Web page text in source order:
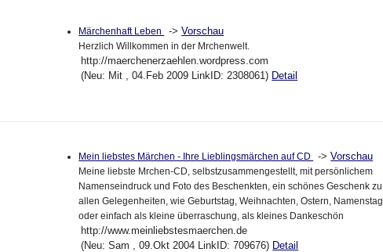
Märchenhaft Leben ->Vorschau
Herzlich Willkommen in der Mrchenwelt.
http://maerchenerzaehlen.wordpress.com
(Neu: Mit , 04.Feb 2009 LinkID: 2308061) Detail
Mein liebstes Märchen - Ihre Lieblingsmärchen auf CD ->Vorschau
Meine liebste Mrchen-CD, selbstzusammengestellt, mit persönlichem
Namenseindruck und Foto des Beschenkten, ein schönes Geschenk zu
allen Gelegenheiten, wie Geburtstag, Weihnachten, Ostern, Namenstag
oder einfach als kleine überraschung, als kleines Dankeschön
http://www.meinliebstesmaerchen.de
(Neu: Sam , 09.Okt 2004 LinkID: 709676) Detail